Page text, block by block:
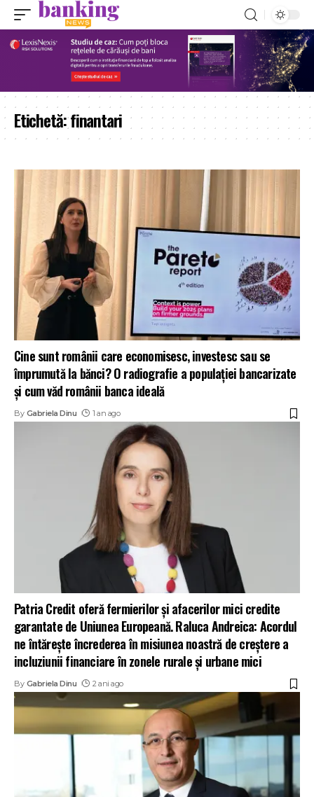
Etichetă:finantari
Cine sunt românii care economisesc, investesc sau se
împrumută la bănci? O radiografie a populației bancarizate
și cum văd românii banca ideală
By Gabriela Dinu 1 an ago
Patria Credit oferă fermierilor și afacerilor mici credite
garantate de Uniunea Europeană. Raluca Andreica: Acordul
ne întărește încrederea în misiunea noastră de creștere a
incluziunii financiare în zonele rurale și urbane mici
By Gabriela Dinu 2 ani ago